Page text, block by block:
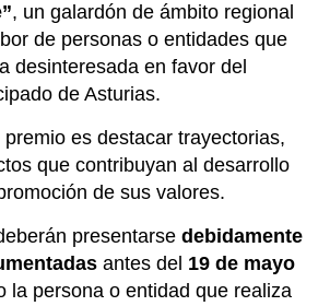
, un galardón de ámbito regional
de personas o entidades que
desinteresada en favor del
de Asturias.
es destacar trayectorias,
que contribuyan al desarrollo
de sus valores.
presentarse debidamente
antes del 19 de mayo
la persona o entidad que realiza